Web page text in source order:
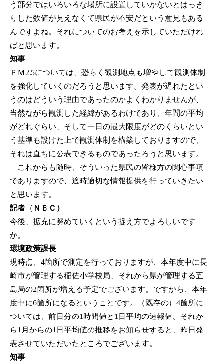
う部分ではいろいろな場所に設置していかないとはっき
りした数値が見えなくて県民が不安だという意見もある
んですよね。それについてのお考えを示していただけれ
ばと思います。
知事
ＰＭ2.5については、恐らく観測地点も増やして観測体制
を強化していくのだろうと思います。発表が遅れたとい
うのはどういう理由であったのかよくわかりませんが、
当然ながら観測した経緯があるわけであり、年間の平均
がどれぐらい、そして一日の最大限度がどのくらいとい
う基準も設けた上で観測体制を構築しておりますので、
それは直ちに公表できるものであったろうと思います。
これからも随時、そういった県民の皆様方の関心事項
でありますので、適時適切な情報提供を行っていきたい
と思います。
記者（ＮＢＣ）
今後、拡充に努めていくという捉え方でよろしいです
か。
環境政策課長
現時点、4箇所で測定を行っておりますが、本年度中に長
崎市が管理する稲佐小学校局、それから県が管理する五
島局の2箇所が増える予定でございます。ですから、本年
度中に6箇所になるということです。（既存の）4箇所に
ついては、前日分の1時間値と1日平均の速報値、それか
ら1月からの1日平均値の推移をお知らせすると、昨日発
表させていただいたところでございます。
知事